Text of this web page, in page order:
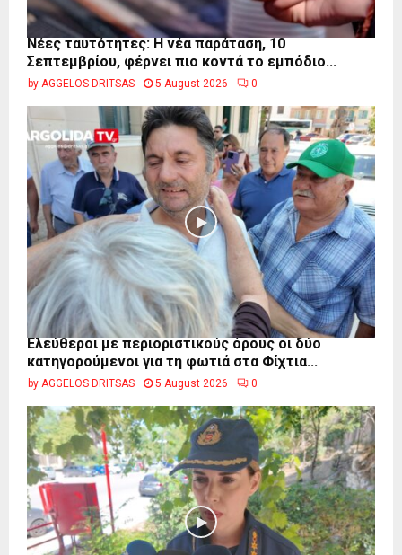
Νέες ταυτότητες: Η νέα παράταση, 10
Σεπτεμβρίου, φέρνει πιο κοντά το εμπόδιο...
by AGGELOS DRITSAS 5 August 2026 0
Ελεύθεροι με περιοριστικούς όρους οι δύο
κατηγορούμενοι για τη φωτιά στα Φίχτια...
by AGGELOS DRITSAS 5 August 2026 0